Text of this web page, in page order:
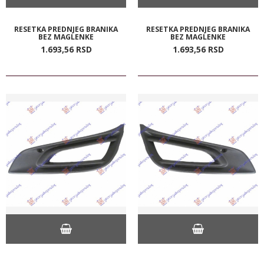
RESETKA PREDNJEG BRANIKA
BEZ MAGLENKE
1.693,56 RSD
RESETKA PREDNJEG BRANIKA
BEZ MAGLENKE
1.693,56 RSD